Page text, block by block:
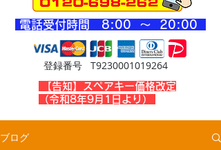
登録番号 T9230001019264
​電話受付時間 8:00 ～ 20:00
​【告知】スペアキー価格改定
（令和8年9月1日より）
ブログ